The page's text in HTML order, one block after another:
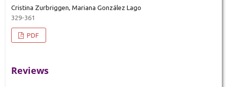
Cristina Zurbriggen, Mariana González Lago
329-361
PDF
Reviews